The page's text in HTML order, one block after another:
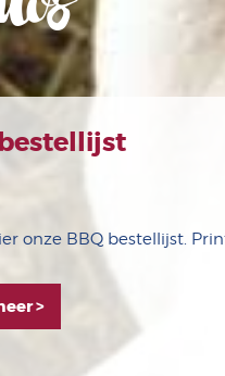
onze BBQ bestellijst.
>